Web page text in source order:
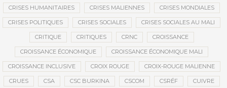
CRISES HUMANITAIRES CRISES MALIENNES CRISES MONDIALES
CRISES POLITIQUES CRISES SOCIALES CRISES SOCIALES AU MALI
CRITIQUE CRITIQUES CRNC CROISSANCE
CROISSANCE ÉCONOMIQUE CROISSANCE ÉCONOMIQUE MALI
CROISSANCE INCLUSIVE CROIX ROUGE CROIX-ROUGE MALIENNE
CRUES CSA CSC BURKINA CSCOM CSRÉF CUIVRE